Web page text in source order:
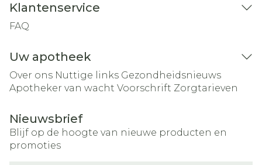
Klantenservice
FAQ
Uw apotheek
Over ons Nuttige links Gezondheidsnieuws
Apotheker van wacht Voorschrift Zorgtarieven
Nieuwsbrief
Blijf op de hoogte van nieuwe producten en
promoties